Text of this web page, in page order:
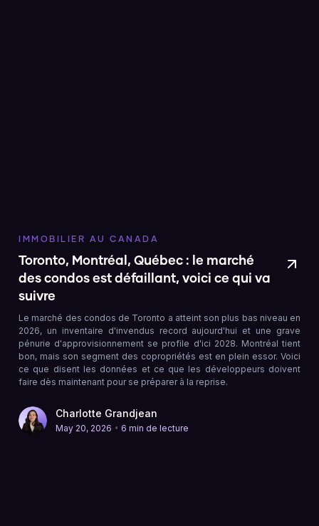
IMMOBILIER AU CANADA
Toronto, Montréal, Québec : le marché
des condos est défaillant, voici ce qui va
suivre
Le marché des condos de Toronto a atteint son plus bas niveau en
2026, un inventaire d'invendus record aujourd'hui et une grave
pénurie d'approvisionnement se profile d'ici 2028. Montréal tient
bon, mais son segment des copropriétés est en plein essor. Voici
ce que disent les données et ce que les développeurs doivent
faire dès maintenant pour se préparer à la reprise.
Charlotte Grandjean
May 20, 2026 • 6 min de lecture